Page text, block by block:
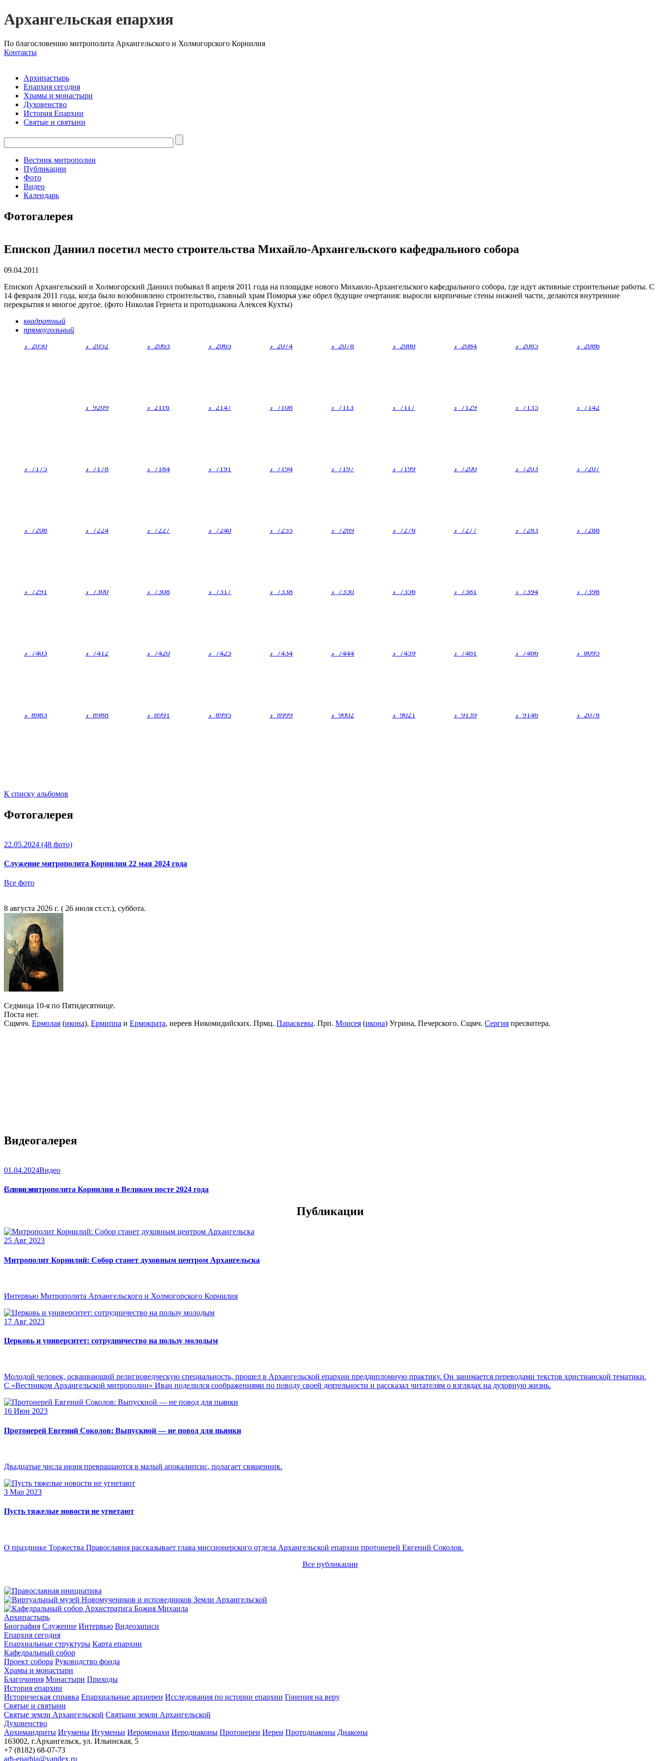
Архангельская епархия
По благословению митрополита Архангельского и Холмогорского Корнилия
Контакты
Архипастырь
Епархия сегодня
Храмы и монастыри
Духовенство
История Епархии
Святые и святыни
Вестник митрополии
Публикации
Фото
Видео
Календарь
Фотогалерея
Епископ Даниил посетил место строительства Михайло-Архангельского кафедрального собора
09.04.2011
Епископ Архангельский и Холмогорский Даниил побывал 8 апреля 2011 года на площадке нового Михаило-Архангельского кафедрального собора, где идут активные строительные работы. С
14 февраля 2011 года, когда было возобновлено строительство, главный храм Поморья уже обрел будущие очертания: выросли кирпичные стены нижней части, делаются внутренние
перекрытия и многое другое. (фото Николая Гернета и протодиакона Алексея Кухты)
квадратный
прямоугольный
К списку альбомов
Фотогалерея
22.05.2024 (48 фото)
Служение митрополита Корнилия 22 мая 2024 года
Все фото
8 августа 2026 г. ( 26 июля ст.ст.), суббота.
Седмица 10-я по Пятидесятнице.
Поста нет.
Сщмчч. Ермолая (икона), Ермиппа и Ермократа, иереев Никомидийских. Прмц. Параскевы. Прп. Моисея (икона) Угрина, Печерского. Сщмч. Сергия пресвитера.
Видеогалерея
01.04.2024Видео
Слово митрополита Корнилия о Великом посте 2024 года
Все видео
Публикации
25 Авг 2023
Митрополит Корнилий: Собор станет духовным центром Архангельска
Интервью Митрополита Архангельского и Холмогорского Корнилия
17 Авг 2023
Церковь и университет: сотрудничество на пользу молодым
Молодой человек, осваивающий религиоведческую специальность, прошел в Архангельской епархии преддипломную практику. Он занимается переводами текстов христианской тематики.
С «Вестником Архангельской митрополии» Иван поделился соображениями по поводу своей деятельности и рассказал читателям о взглядах на духовную жизнь.
16 Июн 2023
Протоиерей Евгений Соколов: Выпускной — не повод для пьянки
Двадцатые числа июня превращаются в малый апокалипсис, полагает священник.
3 Мар 2023
Пусть тяжелые новости не угнетают
О празднике Торжества Православия рассказывает глава миссионерского отдела Архангельской епархии протоиерей Евгений Соколов.
Все публикации
Архипастырь
Биография Служение Интервью Видеозаписи
Епархия сегодня
Епархиальные структуры Карта епархии
Кафедральный собор
Проект собора Руководство фонда
Храмы и монастыри
Благочиния Монастыри Приходы
История епархии
Историческая справка Епархиальные архиереи Исследования по истории епархии Гонения на веру
Святые и святыни
Святые земли Архангельской Святыни земли Архангельской
Духовенство
Архимандриты Игумены Игуменьи Иеромонахи Иеродиаконы Протоиереи Иереи Протодиаконы Диаконы
163002, г.Архангельск, ул. Ильинская, 5
+7 (8182) 68-07-73
arh-eparhia@yandex.ru